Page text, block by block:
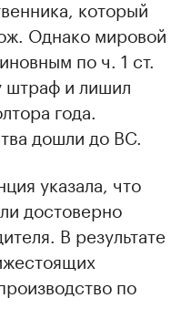
который
Однако мировой
по ч. 1 ст.
штраф и лишил
года.
дошли до ВС.
указала, что
достоверно
В результате
по